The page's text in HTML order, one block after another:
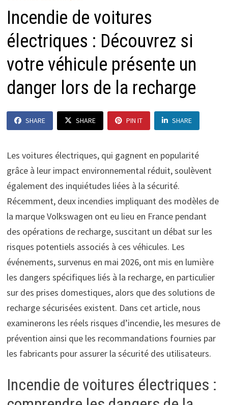
Incendie de voitures
électriques : Découvrez si
votre véhicule présente un
danger lors de la recharge
SHARE SHARE PIN IT SHARE
Les voitures électriques, qui gagnent en popularité
grâce à leur impact environnemental réduit, soulèvent
également des inquiétudes liées à la sécurité.
Récemment, deux incendies impliquant des modèles de
la marque Volkswagen ont eu lieu en France pendant
des opérations de recharge, suscitant un débat sur les
risques potentiels associés à ces véhicules. Les
événements, survenus en mai 2026, ont mis en lumière
les dangers spécifiques liés à la recharge, en particulier
sur des prises domestiques, alors que des solutions de
recharge sécurisées existent. Dans cet article, nous
examinerons les réels risques d’incendie, les mesures de
prévention ainsi que les recommandations fournies par
les fabricants pour assurer la sécurité des utilisateurs.
Incendie de voitures électriques :